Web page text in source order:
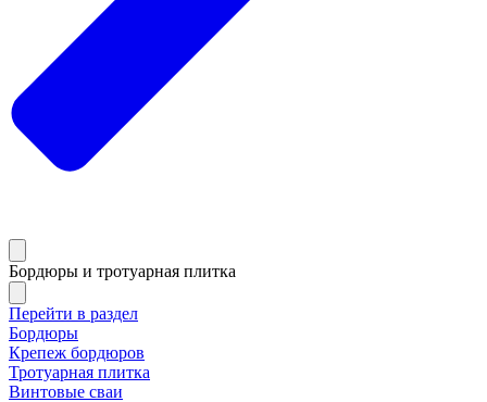
Бордюры и тротуарная плитка
Перейти в раздел
Бордюры
Крепеж бордюров
Тротуарная плитка
Винтовые сваи